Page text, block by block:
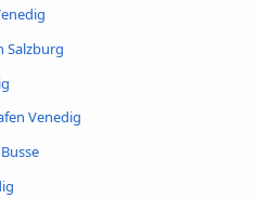
Salzburg
Venedig